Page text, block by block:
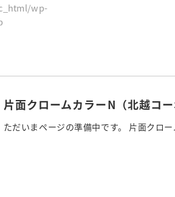
wp-
片面クロームカラーN（北越コー
ただいまページの準備中です。 片面クロ